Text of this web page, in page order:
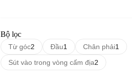
Bộ lọc
Từ góc2 Đầu1 Chân phải1
Sút vào trong vòng cấm địa2